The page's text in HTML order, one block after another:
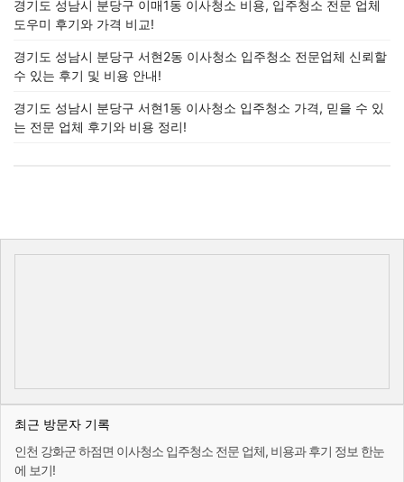
경기도 성남시 분당구 이매1동 이사청소 비용, 입주청소 전문 업체
도우미 후기와 가격 비교!
경기도 성남시 분당구 서현2동 이사청소 입주청소 전문업체 신뢰할
수 있는 후기 및 비용 안내!
경기도 성남시 분당구 서현1동 이사청소 입주청소 가격, 믿을 수 있
는 전문 업체 후기와 비용 정리!
최근 방문자 기록
인천 강화군 하점면 이사청소 입주청소 전문 업체, 비용과 후기 정보 한눈
에 보기!